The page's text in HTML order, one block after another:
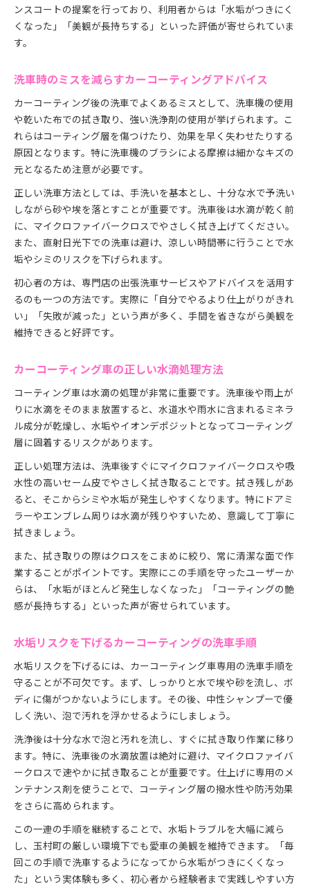
ンスコートの提案を行っており、利用者からは「水垢がつきにく
くなった」「美観が長持ちする」といった評価が寄せられていま
す。
洗車時のミスを減らすカーコーティングアドバイス
カーコーティング後の洗車でよくあるミスとして、洗車機の使用
や乾いた布での拭き取り、強い洗浄剤の使用が挙げられます。こ
れらはコーティング層を傷つけたり、効果を早く失わせたりする
原因となります。特に洗車機のブラシによる摩擦は細かなキズの
元となるため注意が必要です。
正しい洗車方法としては、手洗いを基本とし、十分な水で予洗い
しながら砂や埃を落とすことが重要です。洗車後は水滴が乾く前
に、マイクロファイバークロスでやさしく拭き上げてください。
また、直射日光下での洗車は避け、涼しい時間帯に行うことで水
垢やシミのリスクを下げられます。
初心者の方は、専門店の出張洗車サービスやアドバイスを活用す
るのも一つの方法です。実際に「自分でやるより仕上がりがきれ
い」「失敗が減った」という声が多く、手間を省きながら美観を
維持できると好評です。
カーコーティング車の正しい水滴処理方法
コーティング車は水滴の処理が非常に重要です。洗車後や雨上が
りに水滴をそのまま放置すると、水道水や雨水に含まれるミネラ
ル成分が乾燥し、水垢やイオンデポジットとなってコーティング
層に固着するリスクがあります。
正しい処理方法は、洗車後すぐにマイクロファイバークロスや吸
水性の高いセーム皮でやさしく拭き取ることです。拭き残しがあ
ると、そこからシミや水垢が発生しやすくなります。特にドアミ
ラーやエンブレム周りは水滴が残りやすいため、意識して丁寧に
拭きましょう。
また、拭き取りの際はクロスをこまめに絞り、常に清潔な面で作
業することがポイントです。実際にこの手順を守ったユーザーか
らは、「水垢がほとんど発生しなくなった」「コーティングの艶
感が長持ちする」といった声が寄せられています。
水垢リスクを下げるカーコーティングの洗車手順
水垢リスクを下げるには、カーコーティング車専用の洗車手順を
守ることが不可欠です。まず、しっかりと水で埃や砂を流し、ボ
ディに傷がつかないようにします。その後、中性シャンプーで優
しく洗い、泡で汚れを浮かせるようにしましょう。
洗浄後は十分な水で泡と汚れを流し、すぐに拭き取り作業に移り
ます。特に、洗車後の水滴放置は絶対に避け、マイクロファイバ
ークロスで速やかに拭き取ることが重要です。仕上げに専用のメ
ンテナンス剤を使うことで、コーティング層の撥水性や防汚効果
をさらに高められます。
この一連の手順を継続することで、水垢トラブルを大幅に減ら
し、玉村町の厳しい環境下でも愛車の美観を維持できます。「毎
回この手順で洗車するようになってから水垢がつきにくくなっ
た」という実体験も多く、初心者から経験者まで実践しやすい方